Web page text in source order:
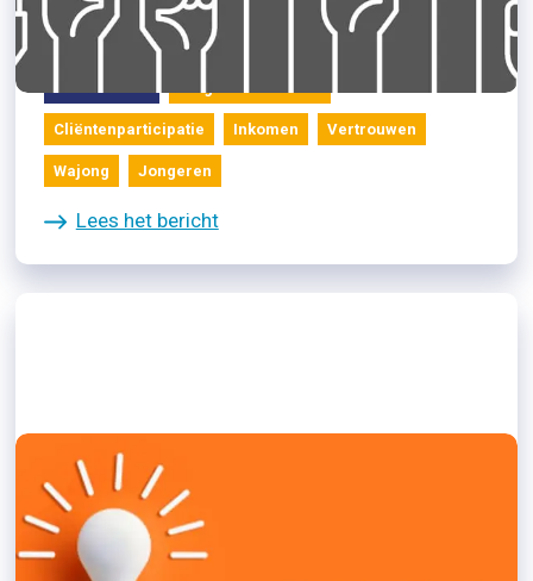
Blog Amma Asante: boos en trots
Cliëntenparticipatie Inkomen Vertrouwen
Wajong Jongeren
Lees het bericht